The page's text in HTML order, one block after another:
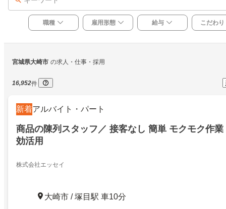
職種 雇用形態 給与 こだわり
宮城県大崎市 の求人・仕事・採用
16,952件
新着アルバイト・パート
商品の陳列スタッフ／ 接客なし 簡単 モクモク作
効活用
株式会社エッセイ
大崎市 / 塚目駅 車10分